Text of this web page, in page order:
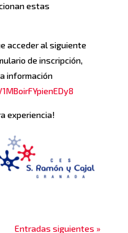
estas
acceder al siguiente
de inscripción,
información
experiencia!
Entradas siguientes »